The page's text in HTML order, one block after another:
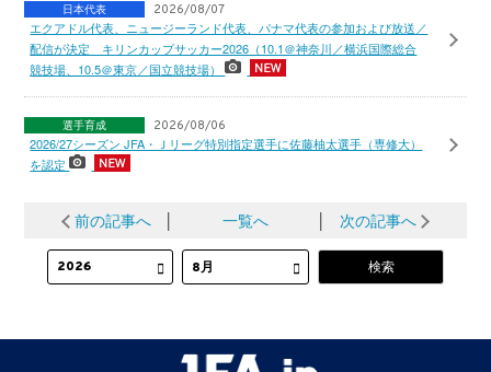
日本代表 2026/08/07
エクアドル代表、ニュージーランド代表、パナマ代表の参加および放送／
配信が決定 キリンカップサッカー2026（10.1＠神奈川／横浜国際総合
競技場、10.5＠東京／国立競技場）
選手育成 2026/08/06
2026/27シーズン JFA・Ｊリーグ特別指定選手に佐藤柚太選手（専修大）
を認定
前の記事へ 一覧へ 次の記事へ